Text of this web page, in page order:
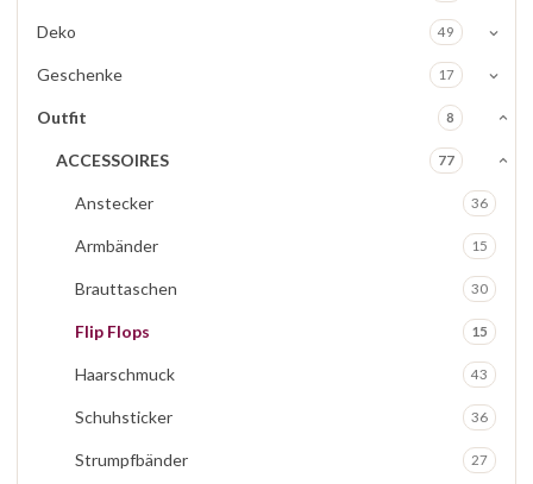
Deko 49
Geschenke 17
Outfit 8
ACCESSOIRES 77
Anstecker 36
Armbänder 15
Brauttaschen 30
Flip Flops 15
Haarschmuck 43
Schuhsticker 36
Strumpfbänder 27